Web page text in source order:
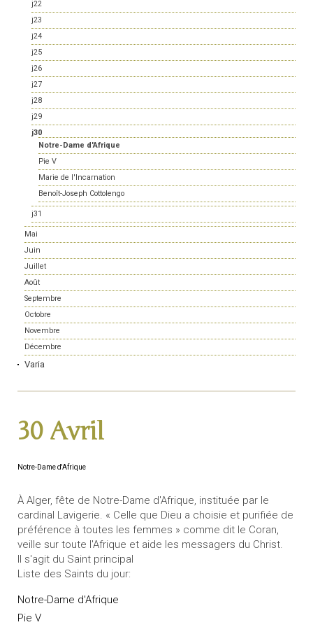
j22
j23
j24
j25
j26
j27
j28
j29
j30
Notre-Dame d'Afrique
Pie V
Marie de l'Incarnation
Benoît-Joseph Cottolengo
j31
Mai
Juin
Juillet
Août
Septembre
Octobre
Novembre
Décembre
Varia
30 Avril
Notre-Dame d'Afrique
À Alger, fête de Notre-Dame d'Afrique, instituée par le
cardinal Lavigerie. « Celle que Dieu a choisie et purifiée de
préférence à toutes les femmes » comme dit le Coran,
veille sur toute l'Afrique et aide les messagers du Christ.
Il s'agit du Saint principal
Liste des Saints du jour:
Notre-Dame d'Afrique
Pie V